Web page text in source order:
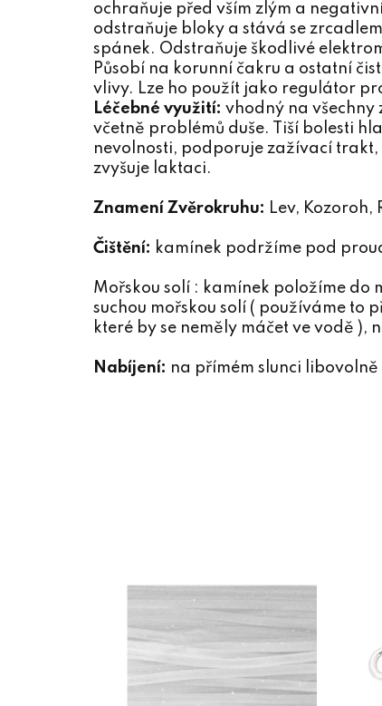
ochraňuje před vším zlým a
odstraňuje bloky a stává se
spánek. Odstraňuje škodlivé
Působí na korunní čakru a ostatní
vlivy. Lze ho použít jako regulátor
Léčebné využití: vhodný na
včetně problémů duše. Tiší bolesti
nevolnosti, podporuje zažívací
zvyšuje laktaci.
Znamení Zvěrokruhu: Lev, Kozoroh,
Čištění: kamínek podržíme pod
Mořskou solí : kamínek položíme do
suchou mořskou solí ( používáme to
které by se neměly máčet ve vodě ),
Nabíjení: na přímém slunci libovolně